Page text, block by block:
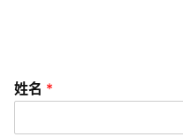
v
姓名 *